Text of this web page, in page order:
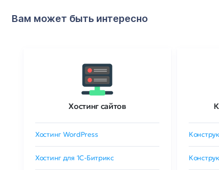
Вам может быть интересно
Хостинг сайтов
Хостинг WordPress
Хостинг для 1C-Битрикс